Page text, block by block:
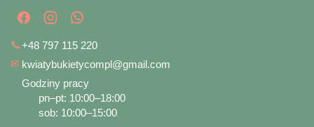
📞+48 797 115 220
✉ kwiatybukietycompl@gmail.com
Godziny pracy
pn–pt: 10:00–18:00
sob: 10:00–15:00